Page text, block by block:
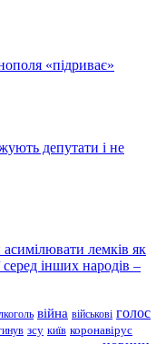
«підриває»
депутати і не
лемків як
серед інших народів –
війна військові голос
зсу київ коронавірус